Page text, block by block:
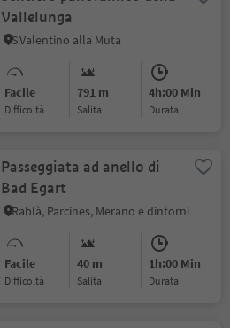
Vallelunga
S.Valentino alla Muta
Facile
Difficoltà
791 m
Salita
4h:00 Min
durata
Passeggiata ad anello di
Bad Egart
Rablà, Parcines, Merano e dintorni
Facile
Difficoltà
40 m
Salita
1h:00 Min
durata